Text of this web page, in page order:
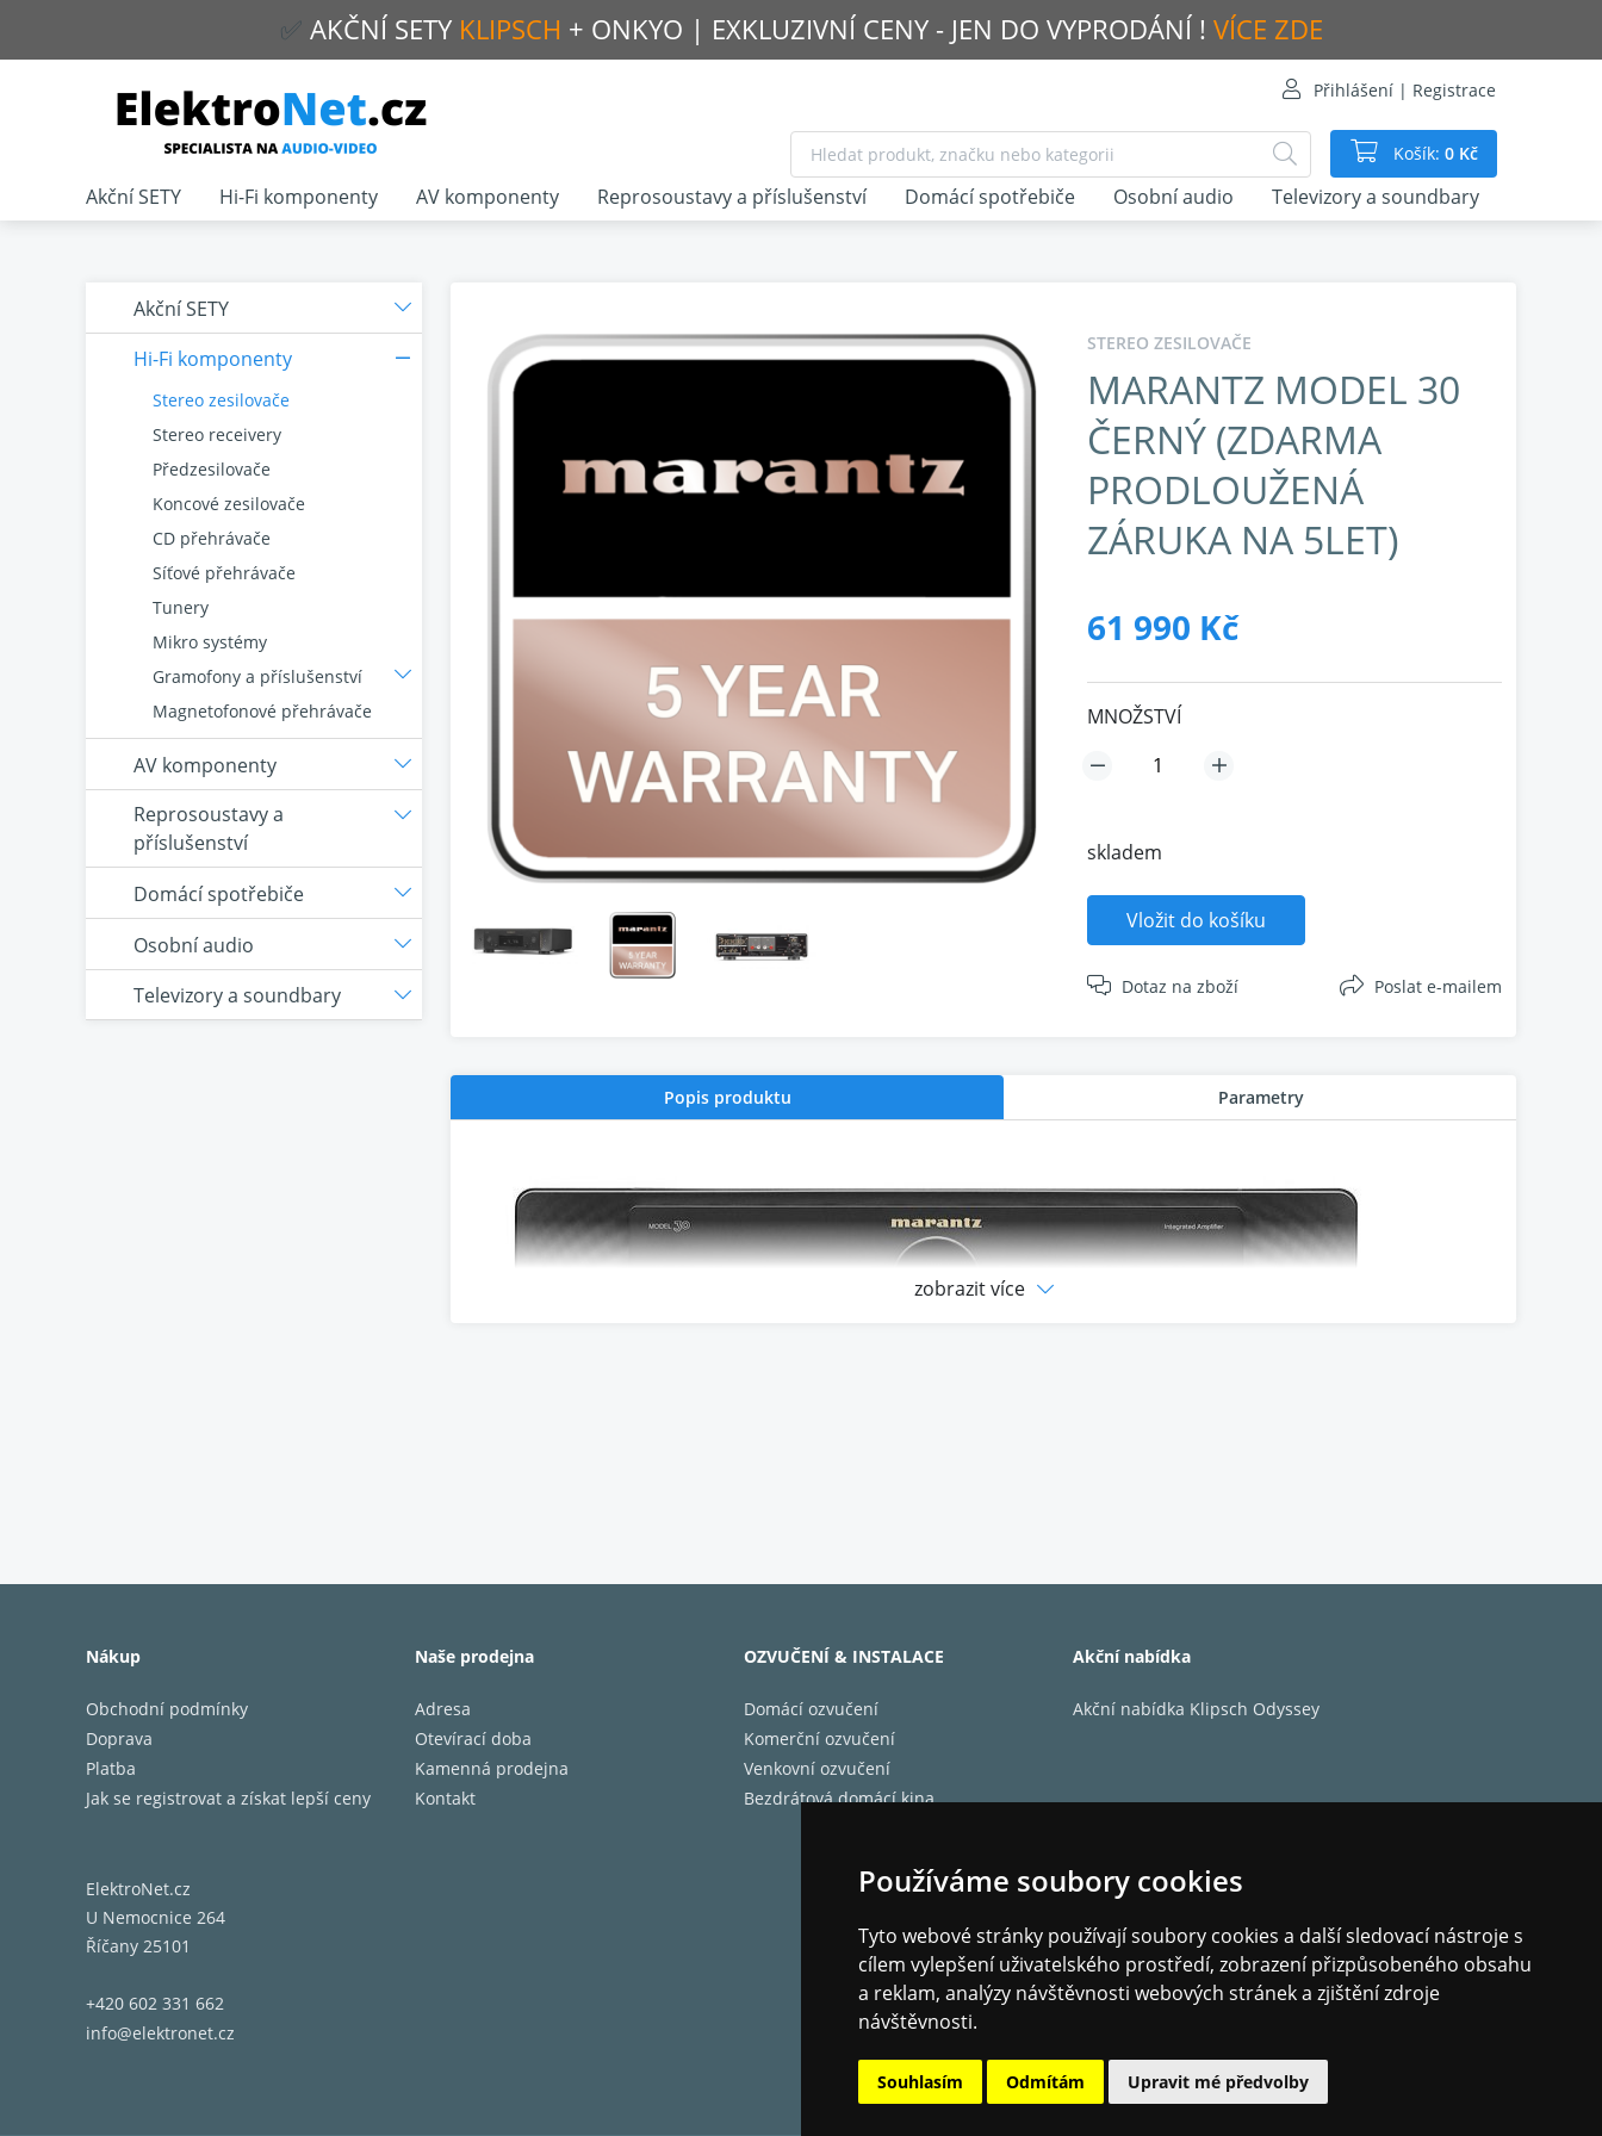
Používáme soubory cookies
Tyto webové stránky používají soubory cookies a další sledovací nástroje s
cílem vylepšení uživatelského prostředí, zobrazení přizpůsobeného obsahu
a reklam, analýzy návštěvnosti webových stránek a zjištění zdroje
návštěvnosti.
Souhlasím Odmítám Upravit mé předvolby
✅ AKČNÍ SETY KLIPSCH + ONKYO | EXKLUZIVNÍ CENY - JEN DO VYPRODÁNÍ ! VÍCE ZDE
Přihlášení | Registrace
Košík: 0 Kč
STEREO ZESILOVAČE
MARANTZ MODEL 30
ČERNÝ (ZDARMA
PRODLOUŽENÁ
ZÁRUKA NA 5LET)
61 990 Kč
MNOŽSTVÍ
skladem
Vložit do košíku
Dotaz na zboží Poslat e-mailem
Popis produktu Parametry
Meticulously and masterfully tuned:During the extensive tuning process, Marantz sound masters carefully refine
Fashioned to last:You see and feel it in the build quality, and you hear it every time. No matter your musical
passions, your music always sounds better with MODEL 30.
Plně diskrétní konstrukce a pozornost k detailu:Technologie Marantz HDAM-SA3 se skládá z mnoha vzájemně
nezávislých součástí upravených a ručně vybíraných.
Marantz vložil do výsledného produktu svou vášeň, zkušenosti a mimořádný sluch.
MODEL 30 vychází z vlastní desky s diskrétními obvody, neboli Hyper-Dynamic
Amplifier Module (HDAM). Ručním výběrem stovek komponentů se podařilo
dosáhnout stavu, kdy Model 30 překonává konkurenční integrované zesilovače
zobrazit více
Akční SETY
Hi-Fi komponenty
Stereo zesilovače
Stereo receivery
Předzesilovače
Koncové zesilovače
CD přehrávače
Síťové přehrávače
Tunery
Mikro systémy
Gramofony a příslušenství
Magnetofonové přehrávače
AV komponenty
Reprosoustavy a
příslušenství
Domácí spotřebiče
Osobní audio
Televizory a soundbary
Akční SETY Hi-Fi komponenty AV komponenty Reprosoustavy a příslušenství Domácí spotřebiče Osobní audio Televizory a soundbary
Nákup
Obchodní podmínky
Doprava
Platba
Jak se registrovat a získat lepší ceny
Naše prodejna
Adresa
Otevírací doba
Kamenná prodejna
Kontakt
OZVUČENÍ & INSTALACE
Domácí ozvučení
Komerční ozvučení
Venkovní ozvučení
Bezdrátová domácí kina
Akční nabídka
Akční nabídka Klipsch Odyssey
ElektroNet.cz
U Nemocnice 264
Říčany 25101
+420 602 331 662
info@elektronet.cz